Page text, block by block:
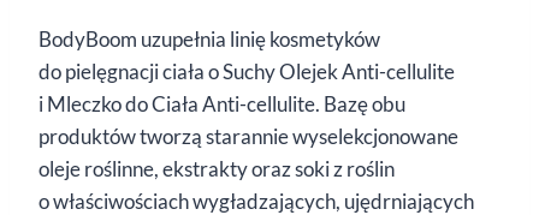
BodyBoom uzupełnia linię kosmetyków
do pielęgnacji ciała o Suchy Olejek Anti-cellulite
i Mleczko do Ciała Anti-cellulite. Bazę obu
produktów tworzą starannie wyselekcjonowane
oleje roślinne, ekstrakty oraz soki z roślin
o właściwościach wygładzających, ujędrniających